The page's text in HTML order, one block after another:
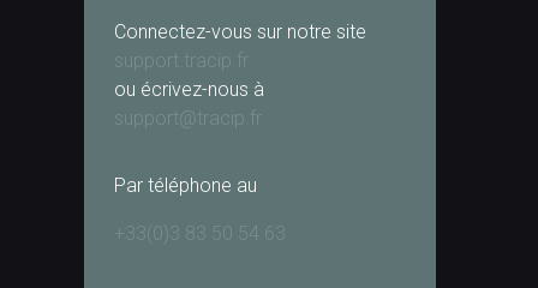
Connectez-vous sur notre site
support.tracip.fr
ou écrivez-nous à
support@tracip.fr
Par téléphone au
+33(0)3 83 50 54 63